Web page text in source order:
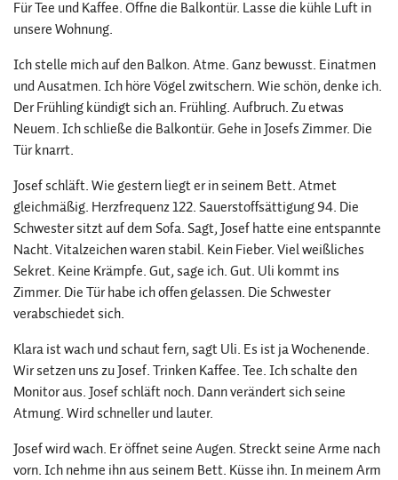
Für Tee und Kaffee. Öffne die Balkontür. Lasse die kühle Luft in
unsere Wohnung.
Ich stelle mich auf den Balkon. Atme. Ganz bewusst. Einatmen
und Ausatmen. Ich höre Vögel zwitschern. Wie schön, denke ich.
Der Frühling kündigt sich an. Frühling. Aufbruch. Zu etwas
Neuem. Ich schließe die Balkontür. Gehe in Josefs Zimmer. Die
Tür knarrt.
Josef schläft. Wie gestern liegt er in seinem Bett. Atmet
gleichmäßig. Herzfrequenz 122. Sauerstoffsättigung 94. Die
Schwester sitzt auf dem Sofa. Sagt, Josef hatte eine entspannte
Nacht. Vitalzeichen waren stabil. Kein Fieber. Viel weißliches
Sekret. Keine Krämpfe. Gut, sage ich. Gut. Uli kommt ins
Zimmer. Die Tür habe ich offen gelassen. Die Schwester
verabschiedet sich.
Klara ist wach und schaut fern, sagt Uli. Es ist ja Wochenende.
Wir setzen uns zu Josef. Trinken Kaffee. Tee. Ich schalte den
Monitor aus. Josef schläft noch. Dann verändert sich seine
Atmung. Wird schneller und lauter.
Josef wird wach. Er öffnet seine Augen. Streckt seine Arme nach
vorn. Ich nehme ihn aus seinem Bett. Küsse ihn. In meinem Arm